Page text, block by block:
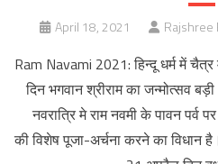
April 18, 2021 Rajshree
Ram Navami 2021: हिन्दू धर्म में
दिन भगवान श्रीराम का जन्मोत्सव
नवरात्रि मे राम नवमी के पावन पर्व
की विशेष पूजा-अर्चना करने का